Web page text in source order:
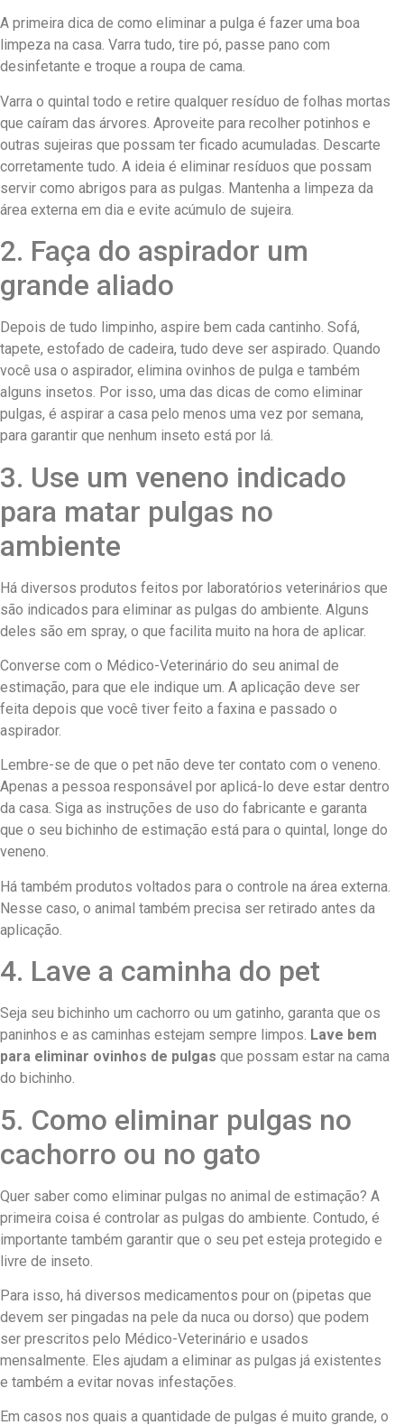
A primeira dica de como eliminar a pulga é fazer uma boa
limpeza na casa. Varra tudo, tire pó, passe pano com
desinfetante e troque a roupa de cama.
Varra o quintal todo e retire qualquer resíduo de folhas mortas
que caíram das árvores. Aproveite para recolher potinhos e
outras sujeiras que possam ter ficado acumuladas. Descarte
corretamente tudo. A ideia é eliminar resíduos que possam
servir como abrigos para as pulgas. Mantenha a limpeza da
área externa em dia e evite acúmulo de sujeira.
2. Faça do aspirador um
grande aliado
Depois de tudo limpinho, aspire bem cada cantinho. Sofá,
tapete, estofado de cadeira, tudo deve ser aspirado. Quando
você usa o aspirador, elimina ovinhos de pulga e também
alguns insetos. Por isso, uma das dicas de como eliminar
pulgas, é aspirar a casa pelo menos uma vez por semana,
para garantir que nenhum inseto está por lá.
3. Use um veneno indicado
para matar pulgas no
ambiente
Há diversos produtos feitos por laboratórios veterinários que
são indicados para eliminar as pulgas do ambiente. Alguns
deles são em spray, o que facilita muito na hora de aplicar.
Converse com o Médico-Veterinário do seu animal de
estimação, para que ele indique um. A aplicação deve ser
feita depois que você tiver feito a faxina e passado o
aspirador.
Lembre-se de que o pet não deve ter contato com o veneno.
Apenas a pessoa responsável por aplicá-lo deve estar dentro
da casa. Siga as instruções de uso do fabricante e garanta
que o seu bichinho de estimação está para o quintal, longe do
veneno.
Há também produtos voltados para o controle na área externa.
Nesse caso, o animal também precisa ser retirado antes da
aplicação.
4. Lave a caminha do pet
Seja seu bichinho um cachorro ou um gatinho, garanta que os
paninhos e as caminhas estejam sempre limpos. Lave bem
para eliminar ovinhos de pulgas que possam estar na cama
do bichinho.
5. Como eliminar pulgas no
cachorro ou no gato
Quer saber como eliminar pulgas no animal de estimação? A
primeira coisa é controlar as pulgas do ambiente. Contudo, é
importante também garantir que o seu pet esteja protegido e
livre de inseto.
Para isso, há diversos medicamentos pour on (pipetas que
devem ser pingadas na pele da nuca ou dorso) que podem
ser prescritos pelo Médico-Veterinário e usados
mensalmente. Eles ajudam a eliminar as pulgas já existentes
e também a evitar novas infestações.
Em casos nos quais a quantidade de pulgas é muito grande, o